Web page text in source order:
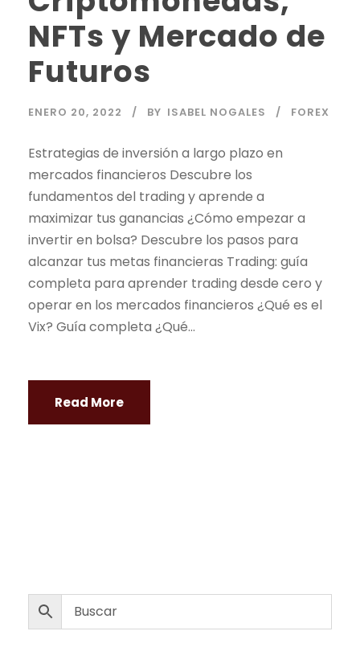
NFTs y Mercado de
Futuros
ENERO 20, 2022 BY ISABEL NOGALES FOREX
Estrategias de inversión a largo plazo en
mercados financieros Descubre los
fundamentos del trading y aprende a
maximizar tus ganancias ¿Cómo empezar a
invertir en bolsa? Descubre los pasos para
alcanzar tus metas financieras Trading: guía
completa para aprender trading desde cero y
operar en los mercados financieros ¿Qué es el
Vix? Guía completa ¿Qué...
Read More